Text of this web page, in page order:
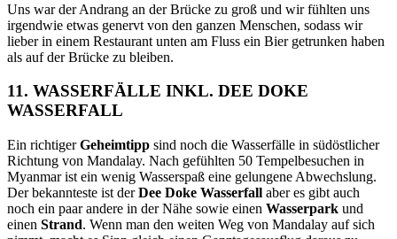
Uns war der Andrang an der Brücke zu groß und wir fühlten uns
irgendwie etwas genervt von den ganzen Menschen, sodass wir
lieber in einem Restaurant unten am Fluss ein Bier getrunken haben
als auf der Brücke zu bleiben.
11. WASSERFÄLLE INKL. DEE DOKE
WASSERFALL
Ein richtigerGeheimtipp sind noch die Wasserfälle in südöstlicher
Richtung von Mandalay. Nach gefühlten 50 Tempelbesuchen in
Myanmar ist ein wenig Wasserspaß eine gelungene Abwechslung.
Der bekannteste ist derDee Doke Wasserfall aber es gibt auch
noch ein paar andere in der Nähe sowie einen Wasserpark und
einen Strand. Wenn man den weiten Weg von Mandalay auf sich